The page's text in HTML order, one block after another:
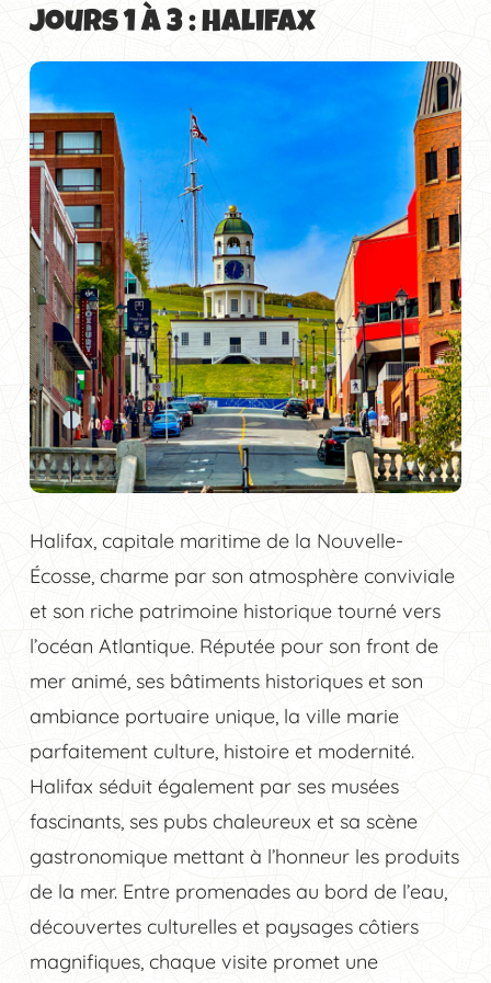
Jours 1 à 3 : Halifax
Halifax, capitale maritime de la Nouvelle-
Écosse, charme par son atmosphère conviviale
et son riche patrimoine historique tourné vers
l’océan Atlantique. Réputée pour son front de
mer animé, ses bâtiments historiques et son
ambiance portuaire unique, la ville marie
parfaitement culture, histoire et modernité.
Halifax séduit également par ses musées
fascinants, ses pubs chaleureux et sa scène
gastronomique mettant à l’honneur les produits
de la mer. Entre promenades au bord de l’eau,
découvertes culturelles et paysages côtiers
magnifiques, chaque visite promet une